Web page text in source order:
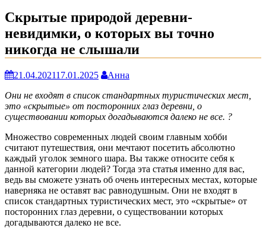
Скрытые природой деревни-
невидимки, о которых вы точно
никогда не слышали
21.04.202117.01.2025
Анна
Они не входят в список стандартных туристических мест,
это «скрытые» от посторонних глаз деревни, о
существовании которых догадываются далеко не все. ?
Множество современных людей своим главным хобби
считают путешествия, они мечтают посетить абсолютно
каждый уголок земного шара. Вы также относите себя к
данной категории людей? Тогда эта статья именно для вас,
ведь вы сможете узнать об очень интересных местах, которые
наверняка не оставят вас равнодушным. Они не входят в
список стандартных туристических мест, это «скрытые» от
посторонних глаз деревни, о существовании которых
догадываются далеко не все.